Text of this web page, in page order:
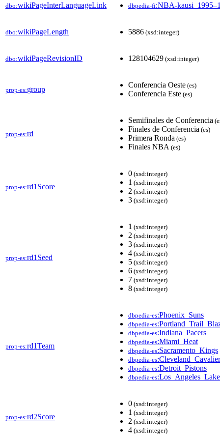
dbo:wikiPageInterLanguageLink dbpedia-fi:NBA-
dbo:wikiPageLength 5886 (xsd:integer)
dbo:wikiPageRevisionID 128104629 (xsd:integer)
prop-es:group
Conferencia Oeste (es)
Conferencia Este (es)
prop-es:rd
Semifinales de Conferencia
Finales de Conferencia (es)
Primera Ronda (es)
Finales NBA (es)
prop-es:rd1Score
0 (xsd:integer)
1 (xsd:integer)
2 (xsd:integer)
3 (xsd:integer)
prop-es:rd1Seed
1 (xsd:integer)
2 (xsd:integer)
3 (xsd:integer)
4 (xsd:integer)
5 (xsd:integer)
6 (xsd:integer)
7 (xsd:integer)
8 (xsd:integer)
prop-es:rd1Team
dbpedia-es:Phoenix_Suns
dbpedia-es
dbpedia-es:Indiana_Pacers
dbpedia-es:Miami_Heat
dbpedia-es:Sacramento_Kings
dbpedia-es
dbpedia-es:Detroit_Pistons
dbpedia-es
prop-es:rd2Score
0 (xsd:integer)
1 (xsd:integer)
2 (xsd:integer)
4 (xsd:integer)